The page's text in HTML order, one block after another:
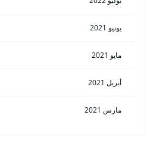
يونيو 2021
مايو 2021
أبريل 2021
مارس 2021